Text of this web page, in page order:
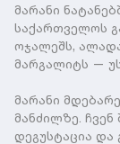
მარანი
საქართველოს
ოჯალეშს,
მარგალიტს —
მარანი
მანძილზე.
დეგუსტაცია და